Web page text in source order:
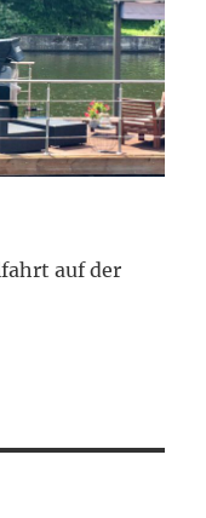
auf der